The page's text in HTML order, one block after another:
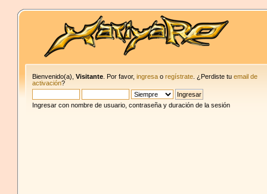
Bienvenido(a),Visitante . Por favor,ingresa oregístrate . ¿Perdiste tuemail de
activación?
Ingresar con nombre de usuario, contraseña y duración de la sesión